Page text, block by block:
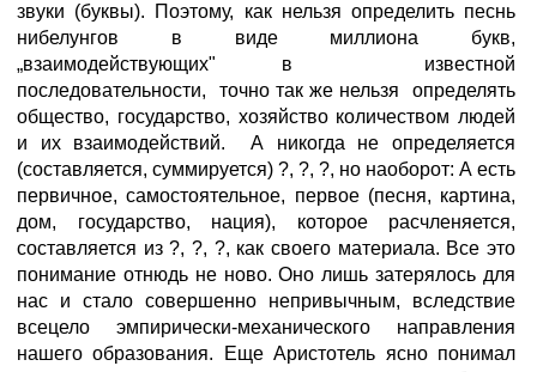
звуки (буквы). Поэтому, как нельзя определить песнь
нибелунгов в виде миллиона букв,
„взаимодействующих" в известной
последовательности, точно так же нельзя определять
общество, государство, хозяйство количеством людей
и их взаимодействий. А никогда не определяется
(составляется, суммируется) ?, ?, ?, но наоборот: А есть
первичное, самостоятельное, первое (песня, картина,
дом, государство, нация), которое расчленяется,
составляется из ?, ?, ?, как своего материала. Все это
понимание отнюдь не ново. Оно лишь затерялось для
нас и стало совершенно непривычным, вследствие
всецело эмпирически-механического направления
нашего образования. Еще Аристотель ясно понимал